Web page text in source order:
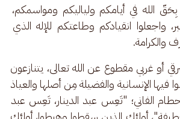
بِحَقّ الله في أيامكم ولياليكم ومواسمكم،
واجعلوا انقيادكم وطاعتكم للإله الذي
والكرامة.
أو غربي مقطوع عن الله تعالى، يتنازعون
فيها الإنسانية والفضيلة مِن أصلها والعياذ
الفاني؛ "تَعِس عبد الدينار، تَعِس عبد